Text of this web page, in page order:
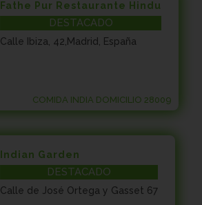
Fathe Pur Restaurante Hindu
DESTACADO
Calle Ibiza, 42,Madrid, España
COMIDA INDIA DOMICILIO 28009
Indian Garden
DESTACADO
Calle de José Ortega y Gasset 67